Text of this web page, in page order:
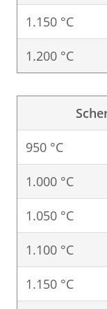
1.150 °C
1.200 °C
950 °C
1.000 °C
1.050 °C
1.100 °C
1.150 °C